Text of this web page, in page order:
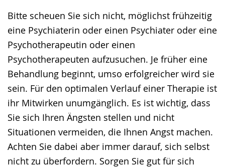
Bitte scheuen Sie sich nicht, möglichst frühzeitig
eine Psychiaterin oder einen Psychiater oder eine
Psychotherapeutin oder einen
Psychotherapeuten aufzusuchen. Je früher eine
Behandlung beginnt, umso erfolgreicher wird sie
sein. Für den optimalen Verlauf einer Therapie ist
ihr Mitwirken unumgänglich. Es ist wichtig, dass
Sie sich Ihren Ängsten stellen und nicht
Situationen vermeiden, die Ihnen Angst machen.
Achten Sie dabei aber immer darauf, sich selbst
nicht zu überfordern. Sorgen Sie gut für sich
Gebärdensprache
wird
angezeigt.